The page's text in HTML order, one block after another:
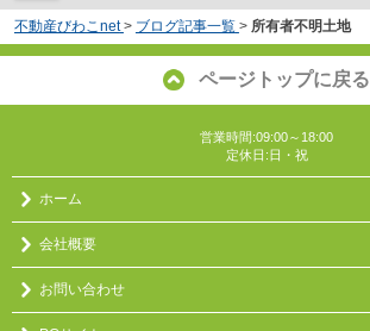
不動産びわこnet > ブログ記事一覧 > 所有者不明土地
ページトップに戻る
営業時間:09:00～18:00
定休日:日・祝
ホーム
会社概要
お問い合わせ